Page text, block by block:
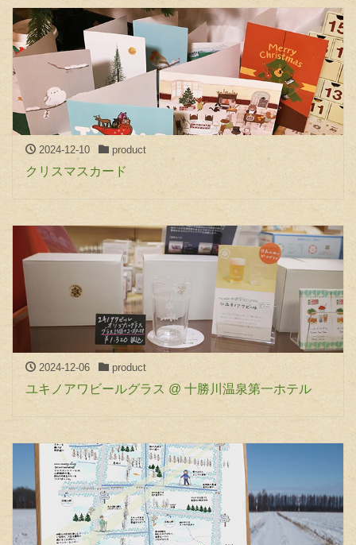
2024-12-10 product
クリスマスカード
2024-12-06 product
ユキノアワビールグラス @ 十勝川温泉第一ホテル